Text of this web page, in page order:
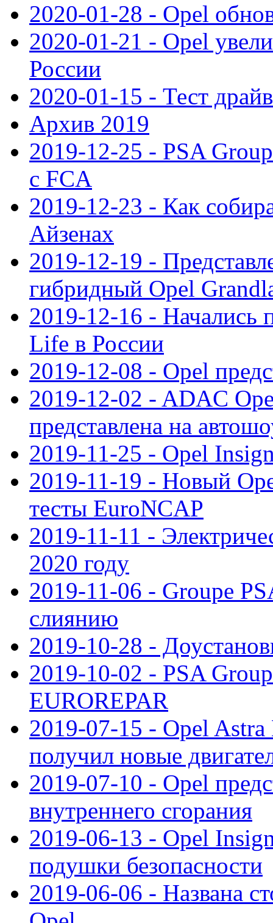
2020-01-28 - Opel
2020-01-21 - Opel
России
2020-01-15 - Тест
Архив 2019
2019-12-25 - PSA
с FCA
2019-12-23 - Как
Айзенах
2019-12-19 -
гибридный Opel
2019-12-16 - Начались
Life в России
2019-12-08 - Opel
2019-12-02 - ADAC
представлена на
2019-11-25 - Opel
2019-11-19 - Новый
тесты EuroNCAP
2019-11-11 -
2020 году
2019-11-06 - Groupe
слиянию
2019-10-28 -
2019-10-02 - PSA
EUROREPAR
2019-07-15 - Opel Astra
получил новые
2019-07-10 - Opel
внутреннего сгорания
2019-06-13 - Opel
подушки безопасности
2019-06-06 - Названа